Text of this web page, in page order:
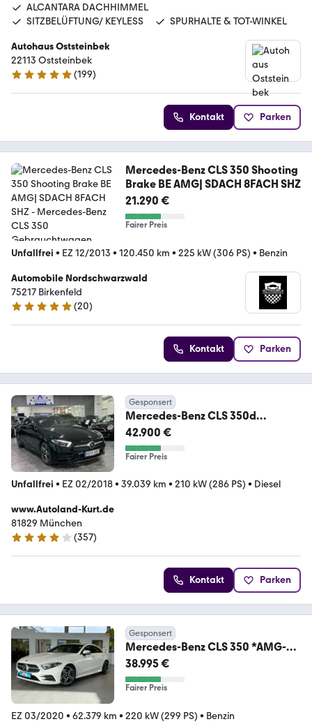
ALCANTARA DACHHIMMEL
SITZBELÜFTUNG/ KEYLESS
SPURHALTE & TOT-WINKEL
Autohaus Oststeinbek
22113 Oststeinbek
4.9 Sterne
(199)
Kontakt Parken
Mercedes-Benz CLS 350 Shooting
Brake BE AMG| SDACH 8FACH SHZ
21.290 €
Fairer Preis
Unfallfrei • EZ 12/2013 • 120.450 km • 225 kW (306 PS) • Benzin
Automobile Nordschwarzwald
75217 Birkenfeld
5 Sterne
(20)
Kontakt Parken
Gesponsert
Mercedes-Benz CLS 350d
4Matic*Multibeam*Leder*Glasd*
Burmes*AMG
42.900 €
Fairer Preis
Unfallfrei • EZ 02/2018• 39.039 km • 210 kW (286 PS) • Diesel
www.Autoland-Kurt.de
81829 München
3.8 Sterne
(357)
Kontakt Parken
Gesponsert
Mercedes-Benz CLS 350 *AMG-
Line*Burmester*HUD*360*
38.995 €
Fairer Preis
EZ 03/2020 • 62.379 km • 220 kW (299 PS) • Benzin